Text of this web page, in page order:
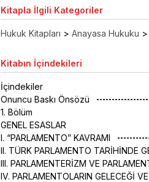
Kitapla İlgili Kategoriler
Hukuk Kitapları > Anayasa Hukuku >
Kitabın İçindekileri
İçindekiler
Onuncu Baskı Önsözü
1. Bölüm
GENEL ESASLAR
I. “PARLAMENTO” KAVRAMI
II. TÜRK PARLAMENTO TARİHİNDE
III. PARLAMENTERİZM VE
IV. PARLAMENTOLARIN GELECEĞİ